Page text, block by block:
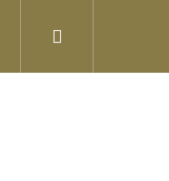
Přihlášení